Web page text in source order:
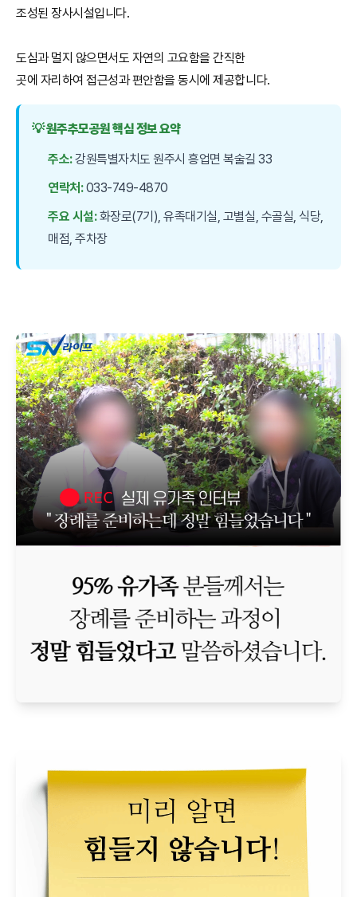
조성된 장사시설입니다.
도심과 멀지 않으면서도 자연의 고요함을 간직한
곳에 자리하여 접근성과 편안함을 동시에 제공합니다.
💡 원주추모공원 핵심 정보 요약
주소:강원특별자치도 원주시 흥업면 복술길 33
연락처:033-749-4870
주요 시설:화장로(7기), 유족대기실, 고별실, 수골실, 식당,
매점, 주차장